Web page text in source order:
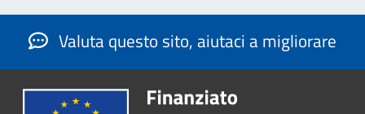
Valuta questo sito, aiutaci a migliorare